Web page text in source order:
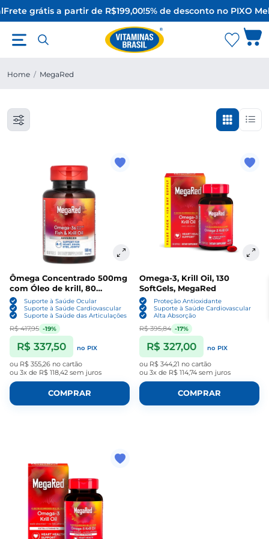
Frete grátis a partir de R$199,00!5% de desconto no PIXO
Home / MegaRed
Ômega Concentrado 500mg
com Óleo de krill, 80
Cápsulas, MegaRed
Suporte à Saúde Ocular
Suporte à Saúde Cardiovascular
Suporte à Saúde das Articulações
R$ 417,95 -19%
R$ 337,50 no PIX
ou R$ 355,26 no cartão
ou 3x de R$ 118,42 sem juros
COMPRAR
Omega-3, Krill Oil, 130
SoftGels, MegaRed
Proteção Antioxidante
Suporte à Saúde Cardiovascular
Alta Absorção
R$ 395,84 -17%
R$ 327,00 no PIX
ou R$ 344,21 no cartão
ou 3x de R$ 114,74 sem juros
COMPRAR